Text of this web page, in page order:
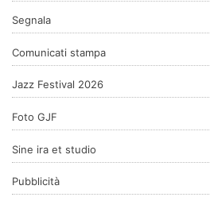
Segnala
Comunicati stampa
Jazz Festival 2026
Foto GJF
Sine ira et studio
Pubblicità